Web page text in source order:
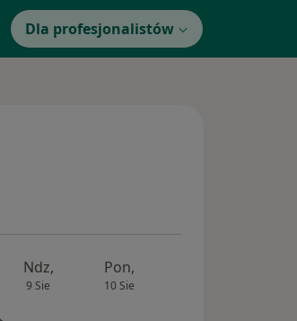
Dla profesjonalistów
Ndz,
9 Sie
Pon,
10 Sie